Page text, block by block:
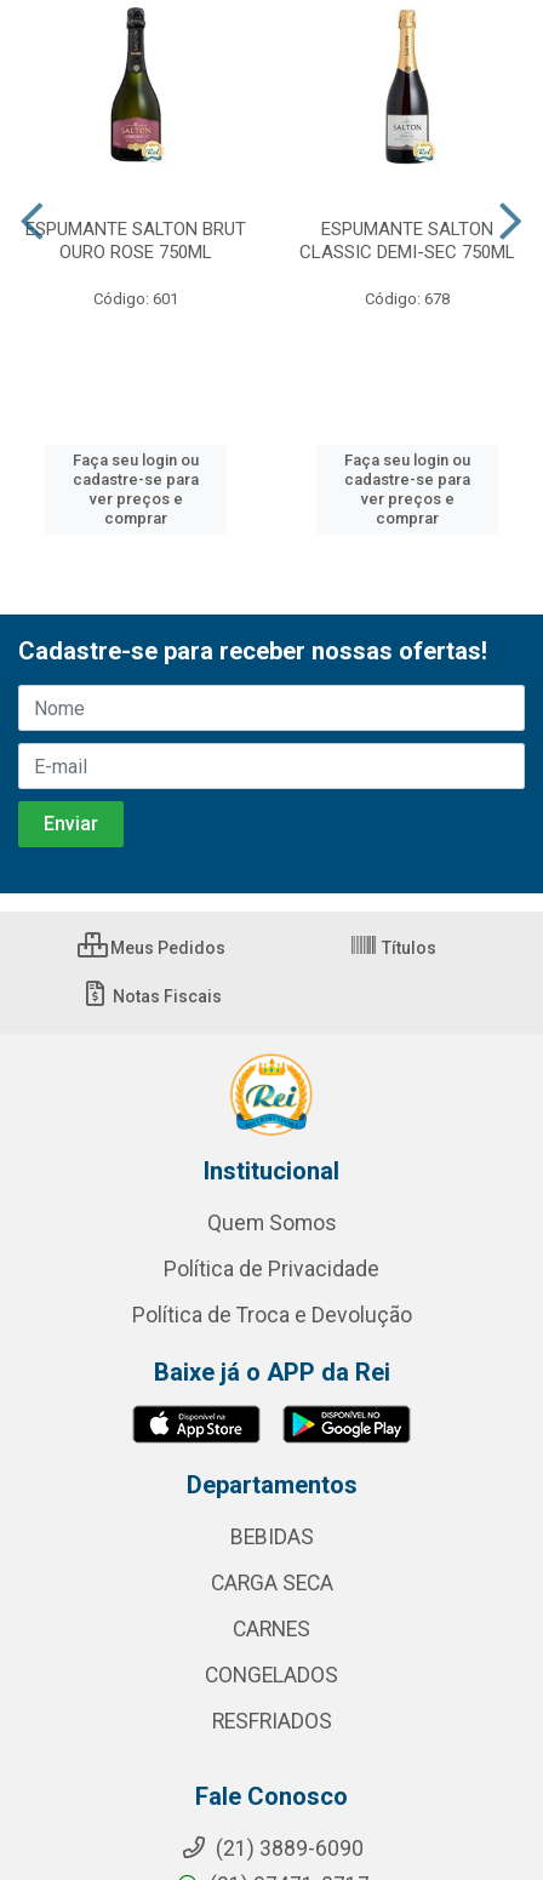
ESPUMANTE SALTON BRUT
OURO ROSE 750ML
Código: 601
Faça seu login ou
cadastre-se para
ver preços e
comprar
ESPUMANTE SALTON
CLASSIC DEMI-SEC 750ML
Código: 678
Faça seu login ou
cadastre-se para
ver preços e
comprar
Cadastre-se para receber nossas ofertas!
Meus Pedidos Títulos
Notas Fiscais
Institucional
Quem Somos
Política de Privacidade
Política de Troca e Devolução
Baixe já o APP da Rei
Departamentos
BEBIDAS
CARGA SECA
CARNES
CONGELADOS
RESFRIADOS
Fale Conosco
(21) 3889-6090